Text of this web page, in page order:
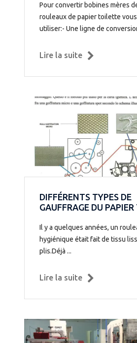
Pour convertir bobines mères
rouleaux de papier toilette
utiliser:- Une ligne de
Lire la suite
DIFFÉRENTS TYPES DE
GAUFFRAGE DU
Il y a quelques années, un
hygiénique était fait de tissu
plis.Déjà ...
Lire la suite